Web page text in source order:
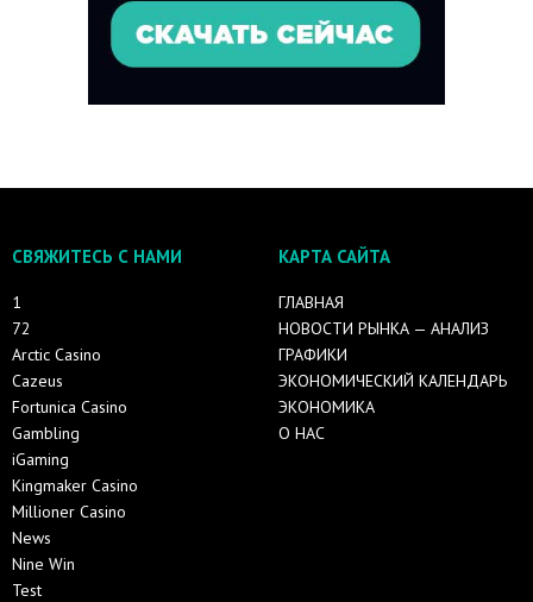
СВЯЖИТЕСЬ С НАМИ
1
72
Arctic Casino
Cazeus
Fortunica Casino
Gambling
iGaming
Kingmaker Casino
Millioner Casino
News
Nine Win
Test
КАРТА САЙТА
ГЛАВНАЯ
НОВОСТИ РЫНКА — АНАЛИЗ
ГРАФИКИ
ЭКОНОМИЧЕСКИЙ КАЛЕНДАРЬ
ЭКОНОМИКА
О НАС